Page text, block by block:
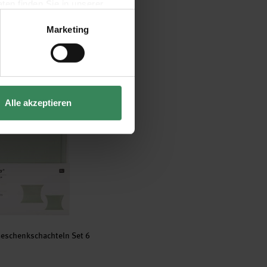
Marketing
Alle akzeptieren
Set 6 Stück
Set 6